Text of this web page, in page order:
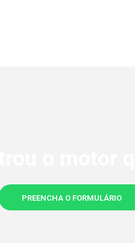
PREENCHA O FORMULÁRIO